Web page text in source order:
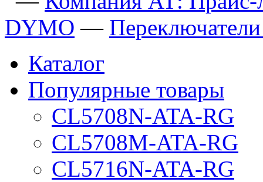
DYMO —
Каталог
Популярные товары
CL5708N-ATA-RG
CL5708M-ATA-RG
CL5716N-ATA-RG